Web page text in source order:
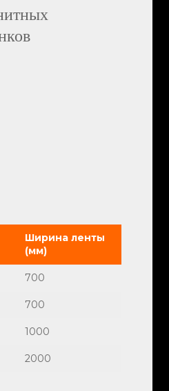
Ширина ленты
(мм)
700
700
1000
2000